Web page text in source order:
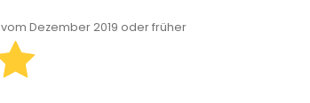
vom Dezember 2019 oder früher